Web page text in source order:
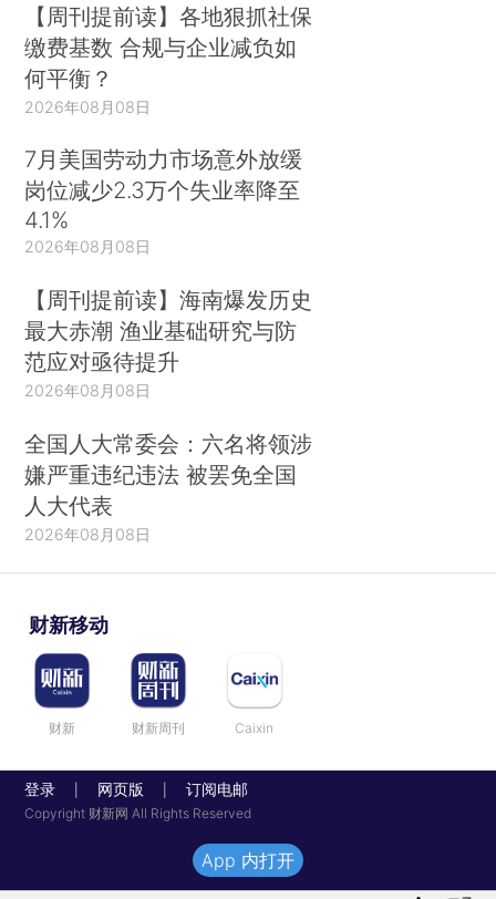
【周刊提前读】各地狠抓社保
缴费基数 合规与企业减负如
何平衡？
2026年08月08日
7月美国劳动力市场意外放缓
岗位减少2.3万个失业率降至
4.1%
2026年08月08日
【周刊提前读】海南爆发历史
最大赤潮 渔业基础研究与防
范应对亟待提升
2026年08月08日
全国人大常委会：六名将领涉
嫌严重违纪违法 被罢免全国
人大代表
2026年08月08日
财新移动
财新 财新周刊 Caixin
登录 网页版 订阅电邮
Copyright 财新网 All Rights Reserved
App 内打开